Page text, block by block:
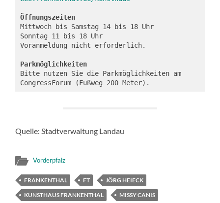
Öffnungszeiten
Mittwoch bis Samstag 14 bis 18 Uhr
Sonntag 11 bis 18 Uhr
Voranmeldung nicht erforderlich.
Parkmöglichkeiten
Bitte nutzen Sie die Parkmöglichkeiten am
CongressForum (Fußweg 200 Meter).
Quelle: Stadtverwaltung Landau
Vorderpfalz
FRANKENTHAL FT
JÖRG HEIECK
KUNSTHAUS FRANKENTHAL
MISSY CANIS